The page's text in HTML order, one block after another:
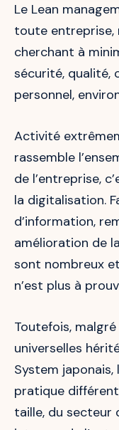
Le Lean
toute entreprise,
cherchant à
sécurité, qualité,
personnel,
Activité
rassemble
de l’entreprise,
la digitalisation.
d’information,
amélioration de
sont nombreux
n’est plus à
Toutefois,
universelles
System
pratique
taille, du secteur